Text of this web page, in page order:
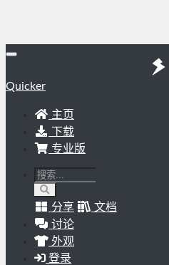
Quicker
主页
下载
专业版
分享
文档
讨论
外观
登录